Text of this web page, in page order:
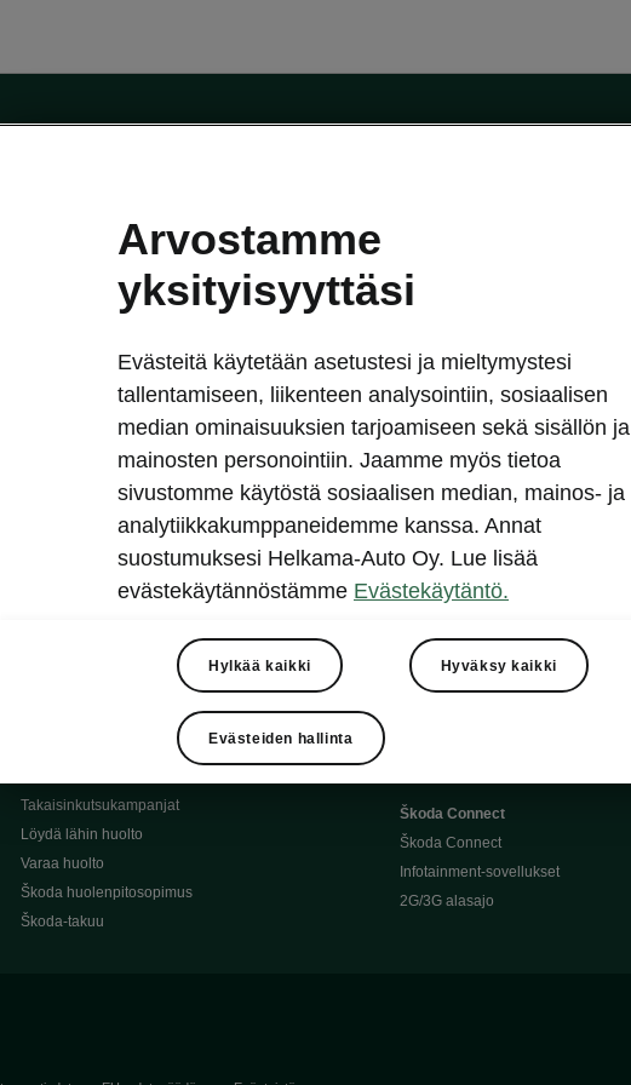
Heti vapaat Škoda-mallit Käyttöohjeet Škoda Shop
Osta Škoda verkossa
Škoda Yksityisleasing
Škodan Vakuutus
Škoda 4×4 -mallit
Škoda-katumaasturimallit
Alkuperäiset Škoda-varaosat
Alkuperäiset Škoda-moottoriöljyt
Takaisinkutsukampanjat
Löydä lähin huolto
Varaa huolto
Škoda huolenpitosopimus
Škoda-takuu
Avustinjärjestelmät
Sähköautot ja hybridit
Sähköautot ja hybridit
Ladattavat hybridit
Vinkkejä sähköautoiluun
Ajoakku ja turvallisuus
Ohjelmiston päivitys
Kotilataus
Latauspisteet kartalla
Škoda Connect
Škoda Connect
Infotainment-sovellukset
2G/3G alasajo
Arvostamme
yksityisyyttäsi
Evästeitä käytetään asetustesi ja mieltymystesi
tallentamiseen, liikenteen analysointiin, sosiaalisen
median ominaisuuksien tarjoamiseen sekä sisällön ja
mainosten personointiin. Jaamme myös tietoa
sivustomme käytöstä sosiaalisen median, mainos- ja
analytiikkakumppaneidemme kanssa. Annat
suostumuksesi Helkama-Auto Oy. Lue lisää
evästekäytännöstämme Evästekäytäntö.
Hylkää kaikki Hyväksy kaikki
Evästeiden hallinta